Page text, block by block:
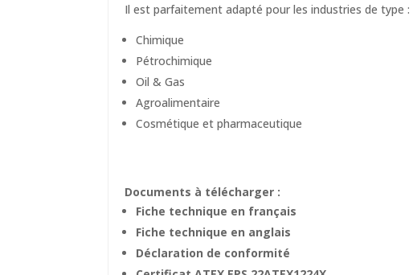
Il est parfaitement adapté pour les industries de type :
Chimique
Pétrochimique
Oil & Gas
Agroalimentaire
Cosmétique et pharmaceutique
Documents à télécharger :
Fiche technique en français
Fiche technique en anglais
Déclaration de conformité